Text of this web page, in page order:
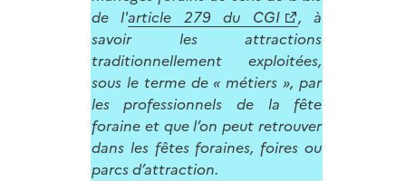
de l'article 279 du CGI
, à
savoir les attractions
traditionnellement exploitées,
sous le terme de « métiers », par
les professionnels de la fête
foraine et que l’on peut retrouver
dans les fêtes foraines, foires ou
parcs d’attraction.